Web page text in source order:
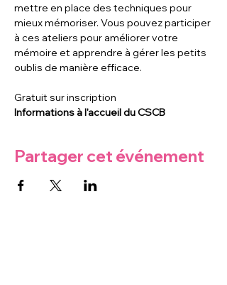
mettre en place des techniques pour
mieux mémoriser. Vous pouvez participer
à ces ateliers pour améliorer votre
mémoire et apprendre à gérer les petits
oublis de manière efficace.
Gratuit sur inscription
Informations à l'accueil du CSCB
Partager cet événement